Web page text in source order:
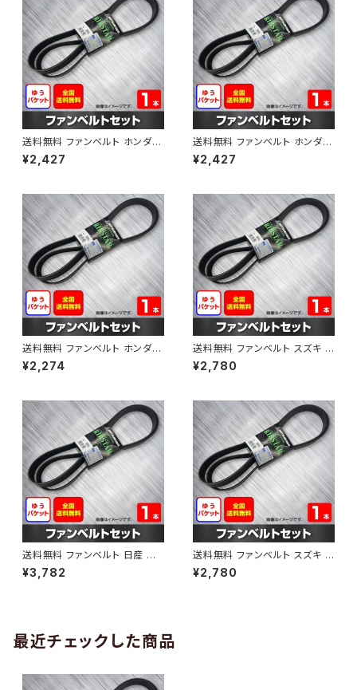
送料無料 ファンベルト ホンダ
ゼスト 型式JE1 H18.03～H24.
11 （国内トップメーカー） 1本 H
¥2,427
送料無料 ファンベルト ホンダ ラ
イフ 型式JB6 H15.09～H20.1
1 （国内トップメーカー） 1本 HA
¥2,427
送料無料 ファンベルト ホンダ フ
ィット 型式GE6 H19.10～H25.
09 （国内トップメーカー） 1本 H
¥2,274
送料無料 ファンベルト スズキ ス
ペーシア 型式MK32S H25.03
～H30.02 （国内トップメーカ
¥2,780
送料無料 ファンベルト 日産 キ
ューブ 型式Z12 H20.11～H24.
10 （国内トップメーカー） 1本 H
¥3,782
送料無料 ファンベルト スズキ ワ
ゴンR 型式MH34S H24.09～
H29.02 （国内トップメーカー）
¥2,780
最近チェックした商品